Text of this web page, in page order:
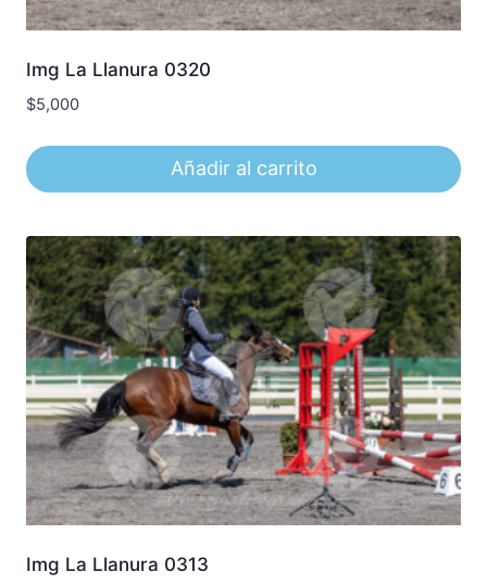
Img La Llanura 0320
$5,000
Añadir al carrito
Img La Llanura 0313